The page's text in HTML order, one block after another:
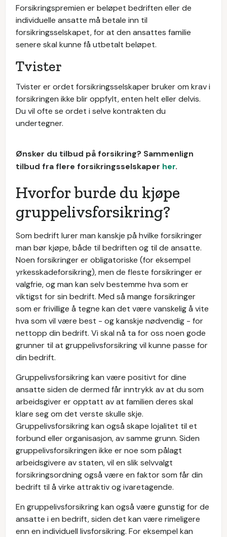
Forsikringspremien er beløpet bedriften eller de
individuelle ansatte må betale inn til
forsikringsselskapet, for at den ansattes familie
senere skal kunne få utbetalt beløpet.
Tvister
Tvister er ordet forsikringsselskaper bruker om krav i
forsikringen ikke blir oppfylt, enten helt eller delvis.
Du vil ofte se ordet i selve kontrakten du
undertegner.
Ønsker du tilbud på forsikring? Sammenlign
tilbud fra flere forsikringsselskaper her.
Hvorfor burde du kjøpe
gruppelivsforsikring?
Som bedrift lurer man kanskje på hvilke forsikringer
man bør kjøpe, både til bedriften og til de ansatte.
Noen forsikringer er obligatoriske (for eksempel
yrkesskadeforsikring), men de fleste forsikringer er
valgfrie, og man kan selv bestemme hva som er
viktigst for sin bedrift. Med så mange forsikringer
som er frivillige å tegne kan det være vanskelig å vite
hva som vil være best - og kanskje nødvendig - for
nettopp din bedrift. Vi skal nå ta for oss noen gode
grunner til at gruppelivsforsikring vil kunne passe for
din bedrift.
Gruppelivsforsikring kan være positivt for dine
ansatte siden de dermed får inntrykk av at du som
arbeidsgiver er opptatt av at familien deres skal
klare seg om det verste skulle skje.
Gruppelivsforsikring kan også skape lojalitet til et
forbund eller organisasjon, av samme grunn. Siden
gruppelivsforsikringen ikke er noe som pålagt
arbeidsgivere av staten, vil en slik selvvalgt
forsikringsordning også være en faktor som får din
bedrift til å virke attraktiv og ivaretagende.
En gruppelivsforsikring kan også være gunstig for de
ansatte i en bedrift, siden det kan være rimeligere
enn en individuell livsforsikring. For eksempel kan